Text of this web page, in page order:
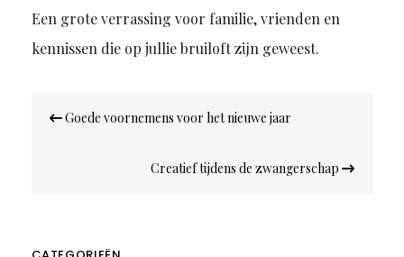
Een grote verrassing voor familie, vrienden en
kennissen die op jullie bruiloft zijn geweest.
navigatie
Goede voornemens voor het nieuwe jaar
Creatief tijdens de zwangerschap